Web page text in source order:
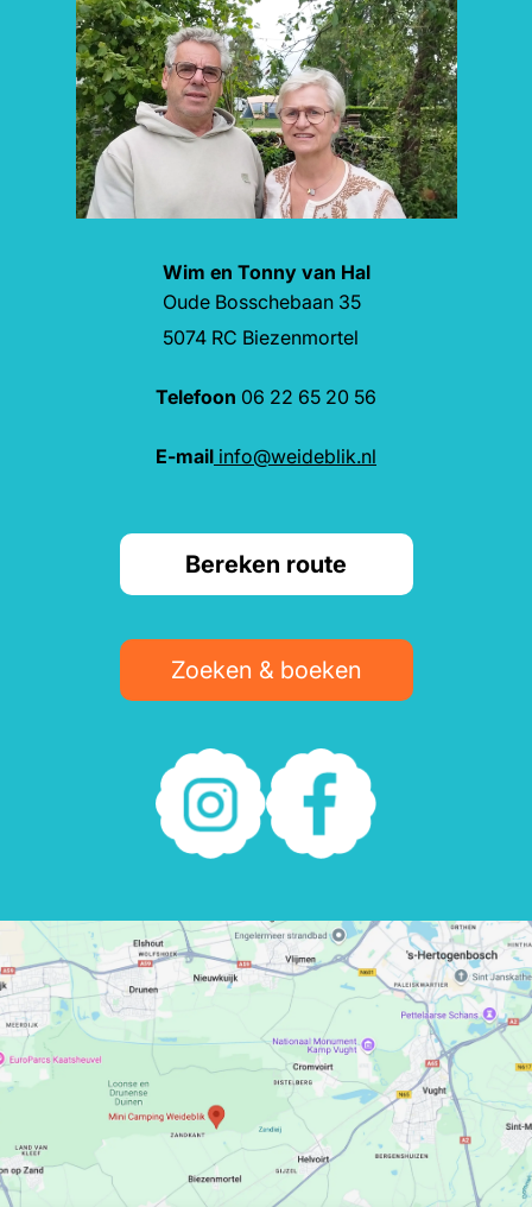
Wim en Tonny van Hal
Oude Bosschebaan 35
5074 RC Biezenmortel
Telefoon 06 22 65 20 56
E-mail info@weideblik.nl
Bereken route
Zoeken & boeken